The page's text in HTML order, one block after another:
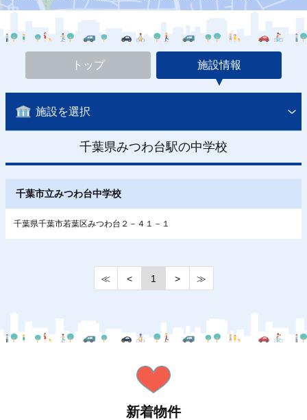
トップ 施設情報
施設を選択
千葉県みつわ台駅の中学校
千葉市立みつわ台中学校
千葉県千葉市若葉区みつわ台２－４１－１
≪ < 1 > ≫
新着物件